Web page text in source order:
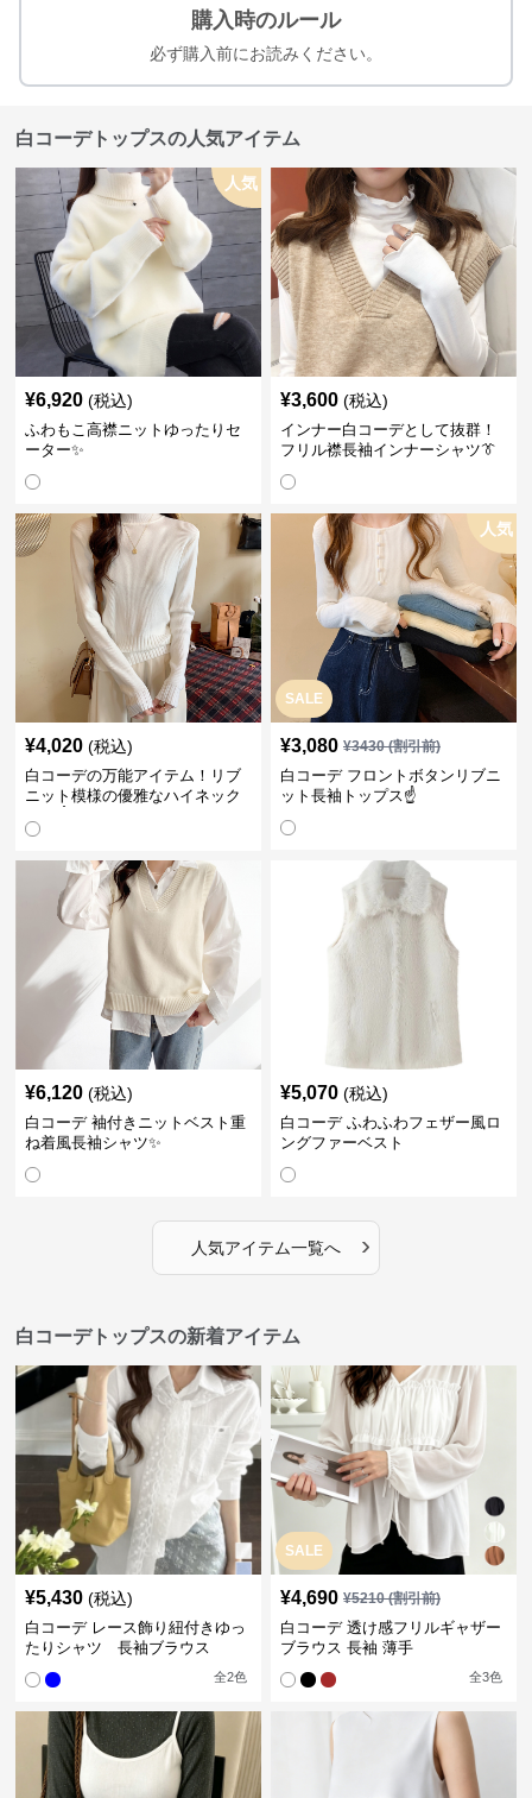
購入時のルール
必ず購入前にお読みください。
白コーデトップスの人気アイテム
人気
¥6,920 (税込)
ふわもこ高襟ニットゆったりセ
ーター✨
¥3,600 (税込)
インナー白コーデとして抜群！
フリル襟長袖インナーシャツ👔
¥4,020 (税込)
白コーデの万能アイテム！リブ
ニット模様の優雅なハイネック
SALE
人気
¥3,080 ¥3430(割引前)
白コーデ フロントボタンリブニ
ット長袖トップス☝️
¥6,120 (税込)
白コーデ 袖付きニットベスト重
ね着風長袖シャツ✨
¥5,070 (税込)
白コーデ ふわふわフェザー風ロ
ングファーベスト
人気アイテム一覧へ ›
白コーデトップスの新着アイテム
¥5,430 (税込)
白コーデ レース飾り紐付きゆっ
たりシャツ 長袖ブラウス
全2色
SALE
¥4,690 ¥5210(割引前)
白コーデ 透け感フリルギャザー
ブラウス 長袖 薄手
全3色